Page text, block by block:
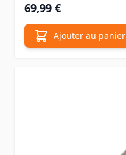
69,99 €
Ajouter au panier